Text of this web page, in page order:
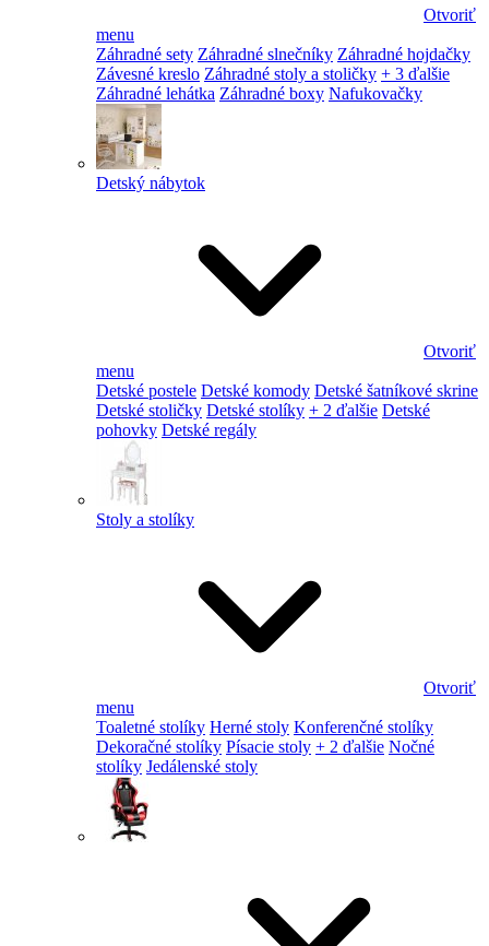
Otvoriť
menu
Záhradné sety Záhradné slnečníky Záhradné hojdačky
Závesné kreslo Záhradné stoly a stoličky + 3 ďalšie
Záhradné lehátka Záhradné boxy Nafukovačky
Detský nábytok
Otvoriť
menu
Detské postele Detské komody Detské šatníkové skrine
Detské stoličky Detské stolíky + 2 ďalšie Detské
pohovky Detské regály
Stoly a stolíky
Otvoriť
menu
Toaletné stolíky Herné stoly Konferenčné stolíky
Dekoračné stolíky Písacie stoly + 2 ďalšie Nočné
stolíky Jedálenské stoly